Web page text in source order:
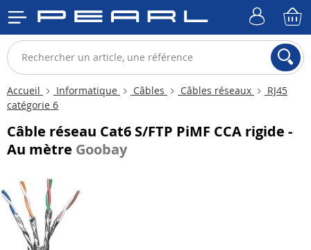
Accueil Informatique Câbles Câbles réseaux
RJ45
catégorie 6
Câble réseau Cat6 S/FTP PiMF CCA rigide -
Au mètre Goobay